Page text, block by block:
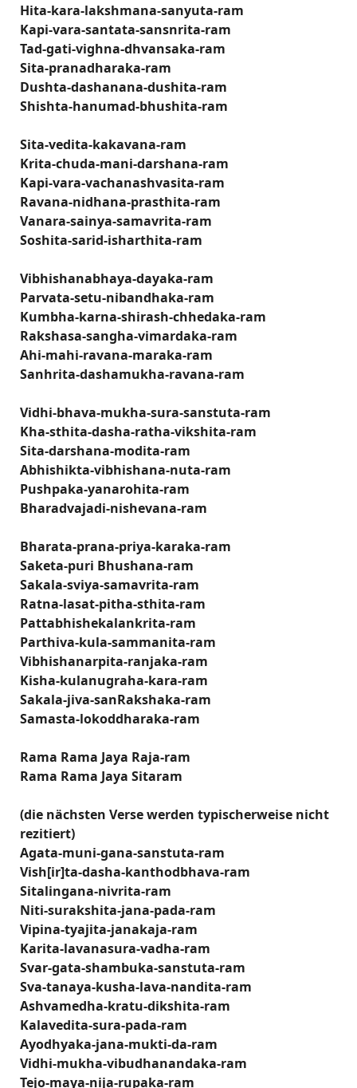
Hita-kara-lakshmana-sanyuta-ram
Kapi-vara-santata-sansnrita-ram
Tad-gati-vighna-dhvansaka-ram
Sita-pranadharaka-ram
Dushta-dashanana-dushita-ram
Shishta-hanumad-bhushita-ram
Sita-vedita-kakavana-ram
Krita-chuda-mani-darshana-ram
Kapi-vara-vachanashvasita-ram
Ravana-nidhana-prasthita-ram
Vanara-sainya-samavrita-ram
Soshita-sarid-isharthita-ram
Vibhishanabhaya-dayaka-ram
Parvata-setu-nibandhaka-ram
Kumbha-karna-shirash-chhedaka-ram
Rakshasa-sangha-vimardaka-ram
Ahi-mahi-ravana-maraka-ram
Sanhrita-dashamukha-ravana-ram
Vidhi-bhava-mukha-sura-sanstuta-ram
Kha-sthita-dasha-ratha-vikshita-ram
Sita-darshana-modita-ram
Abhishikta-vibhishana-nuta-ram
Pushpaka-yanarohita-ram
Bharadvajadi-nishevana-ram
Bharata-prana-priya-karaka-ram
Saketa-puri­ Bhushana-ram
Sakala-sviya-samavrita-ram
Ratna-lasat-pitha-sthita-ram
Pattabhishekalankrita-ram
Parthiva-kula-sammanita-ram
Vibhishanarpita-ranjaka-ram
Kisha-kulanugraha-kara-ram
Sakala-jiva-sanRakshaka-ram
Samasta-lokoddharaka-ram
Rama Rama Jaya Raja-ram
Rama Rama Jaya Sitaram
(die nächsten Verse werden typischerweise nicht
rezitiert)
Agata-muni-gana-sanstuta-ram
Vish[ir]ta-dasha-kanthodbhava-ram
Sitalingana-nivrita-ram
Niti-surakshita-jana-pada-ram
Vipina-tyajita-janakaja-ram
Karita-lavanasura-vadha-ram
Svar-gata-shambuka-sanstuta-ram
Sva-tanaya-kusha-lava-nandita-ram
Ashvamedha-kratu-dikshita-ram
Kalavedita-sura-pada-ram
Ayodhyaka-jana-mukti-da-ram
Vidhi-mukha-vibudhanandaka-ram
Tejo-maya-nija-rupaka-ram